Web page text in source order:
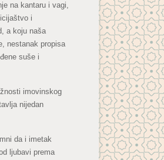
na kantaru i vagi,
i
a koju naša
nestanak propisa
suše i
imovinskog
nijedan
da i imetak
ljubavi prema